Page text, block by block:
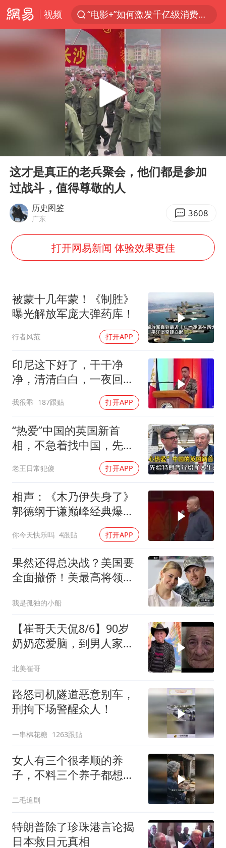
视频
“电影+”如何激发千亿级消费新活力？
台风白海豚中心风力增强
向鹏0-3不敌张本智和
百花奖开幕式
四川宜宾高县4.9级地震致1死
山东一元代青花杯离奇失踪
“新疆阿勒泰八月能滑雪”不实
刘国正说向鹏打得很窝囊
我国外贸延续良好增长态势
陈幸同晋级WTT横滨冠军赛8强
宇树科技中一签需缴款7.54万元
女儿为争财产堵门阻挠父亲出殡
今日立秋你咬秋了吗
夯实基础开新局
Play
这才是真正的老兵聚会，他们都是参加
过战斗，值得尊敬的人
历史图鉴
广东 3608
打开网易新闻 体验效果更佳
被蒙十几年蒙！《制胜》
曝光解放军庞大弹药库！
行者风范 打开APP
印尼这下好了，干干净
净，清清白白，一夜回到
我很乖 187跟贴 打开APP
“热爱”中国的英国新首
相，不急着找中国，先给
老王日常犯傻 打开APP
相声：《木乃伊失身了》
郭德纲于谦巅峰经典爆笑
你今天快乐吗 4跟贴 打开APP
果然还得总决战？美国要
全面撤侨！美最高将领：
我是孤独的小船
【崔哥天天侃8/6】90岁
奶奶恋爱脑，到男人家索
北美崔哥
路怒司机隧道恶意别车，
刑拘下场警醒众人！
一串棉花糖 1263跟贴
女人有三个很孝顺的养
子，不料三个养子都想害
二毛追剧
特朗普除了珍珠港言论揭
日本救日元真相